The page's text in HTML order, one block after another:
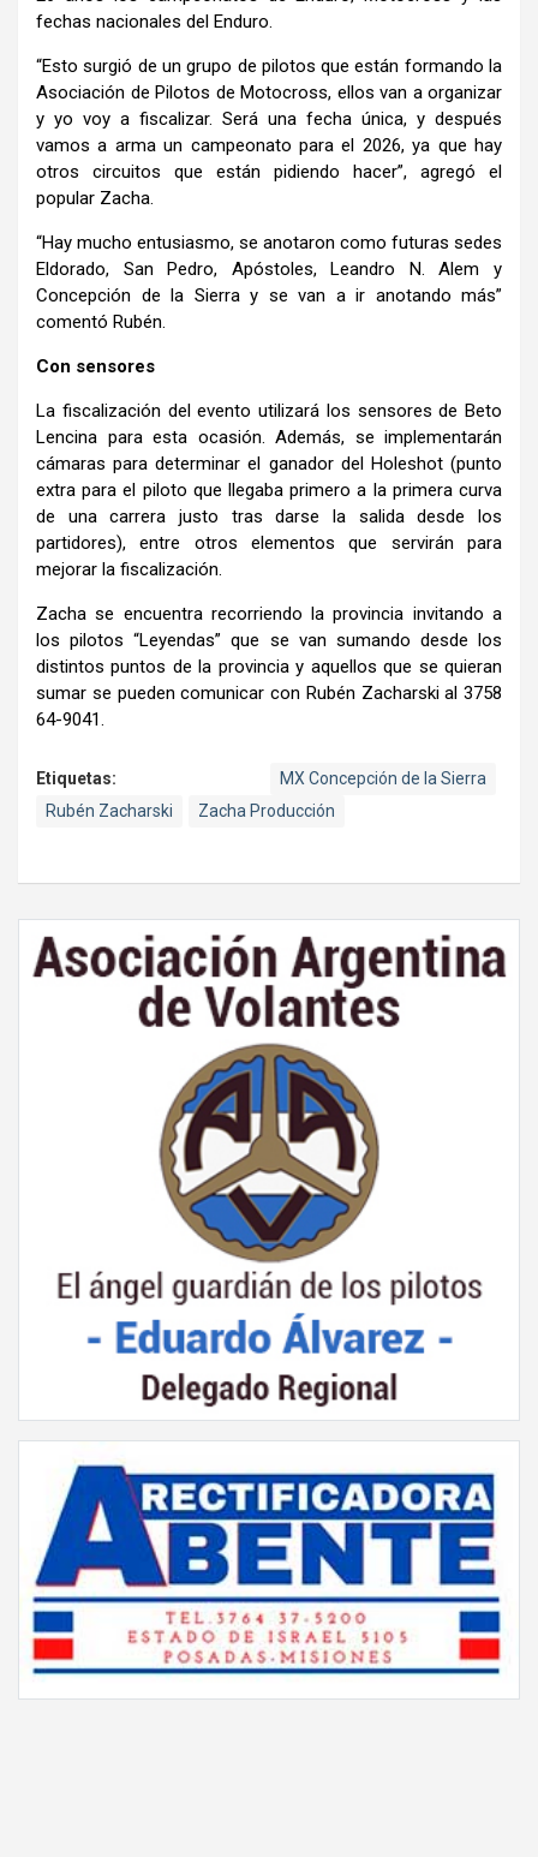
fechas nacionales del Enduro.
“Esto surgió de un grupo de pilotos que están formando la
Asociación de Pilotos de Motocross, ellos van a organizar
y yo voy a fiscalizar. Será una fecha única, y después
vamos a arma un campeonato para el 2026, ya que hay
otros circuitos que están pidiendo hacer”, agregó el
popular Zacha.
“Hay mucho entusiasmo, se anotaron como futuras sedes
Eldorado, San Pedro, Apóstoles, Leandro N. Alem y
Concepción de la Sierra y se van a ir anotando más”
comentó Rubén.
Con sensores
La fiscalización del evento utilizará los sensores de Beto
Lencina para esta ocasión. Además, se implementarán
cámaras para determinar el ganador del Holeshot (punto
extra para el piloto que llegaba primero a la primera curva
de una carrera justo tras darse la salida desde los
partidores), entre otros elementos que servirán para
mejorar la fiscalización.
Zacha se encuentra recorriendo la provincia invitando a
los pilotos “Leyendas” que se van sumando desde los
distintos puntos de la provincia y aquellos que se quieran
sumar se pueden comunicar con Rubén Zacharski al 3758
64-9041.
Etiquetas:
MX Concepción de la Sierra
Rubén Zacharski
Zacha Producción